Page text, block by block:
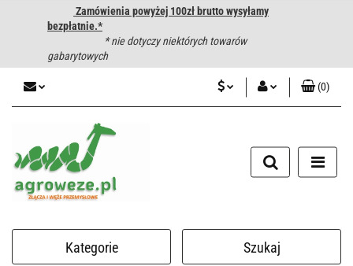
Zamówienia powyżej 100zł brutto wysyłamy
bezpłatnie.*
* nie dotyczy niektórych towarów
gabarytowych
Zarejestruj się
Dodaj zgłoszenie
(0)
Kategorie Szukaj